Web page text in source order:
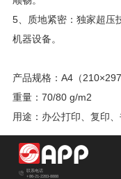
5、质地紧密：独家超压
机器设备。
产品规格：A4（
重量：70/80 g/m2
用途：办公打印、复印
联系电话
+86-21-2283-8888